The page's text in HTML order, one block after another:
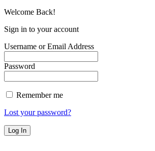
Welcome Back!
Sign in to your account
Username or Email Address
Password
Remember me
Lost your password?